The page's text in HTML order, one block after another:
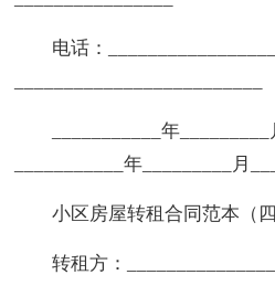
电话：
___________年_________
___________年_________月
小区房屋转租合同范本（四
转租方：